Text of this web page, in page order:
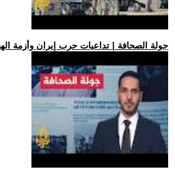
.. جولة الصحافة | تداعيات حرب إيران وأزمة